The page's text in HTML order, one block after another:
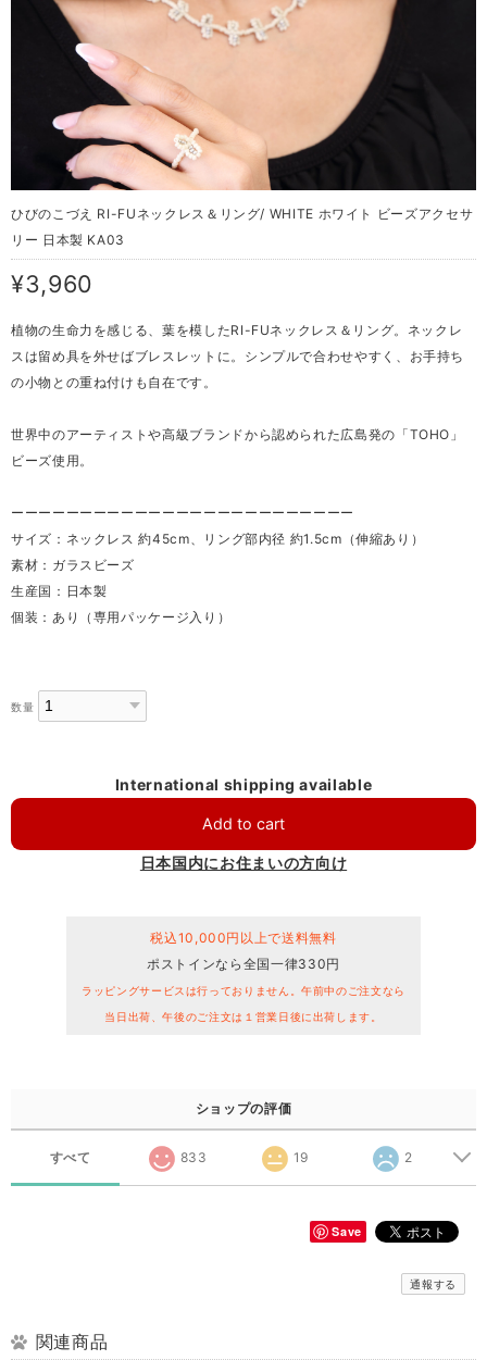
ひびのこづえ RI-FUネックレス＆リング/ WHITE ホワイト ビーズアクセサ
リー 日本製 KA03
¥3,960
植物の生命力を感じる、葉を模したRI-FUネックレス＆リング。ネックレ
スは留め具を外せばブレスレットに。シンプルで合わせやすく、お手持ち
の小物との重ね付けも自在です。
世界中のアーティストや高級ブランドから認められた広島発の「TOHO」
ビーズ使用。
ーーーーーーーーーーーーーーーーーーーーーーーーー
サイズ：ネックレス 約45cm、リング部内径 約1.5cm（伸縮あり）
素材：ガラスビーズ
生産国：日本製
個装：あり（専用パッケージ入り）
数量
International shipping available
Add to cart
日本国内にお住まいの方向け
税込10,000円以上で送料無料
ポストインなら全国一律330円
ラッピングサービスは行っておりません。午前中のご注文なら
当日出荷、午後のご注文は１営業日後に出荷します。
ショップの評価
すべて 833 19 2
Save
通報する
関連商品